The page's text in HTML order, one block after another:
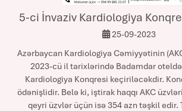
5-ci İnvaziv Kardiologiya
25-09-2023
Azərbaycan Kardiologiya Cəmiyyətinin
2023-cü il tarixlərində Badamdar
Kardiologiya Konqresi keçiriləcəkdir.
ödənişlidir. Belə ki, iştirak haqqı AKC
qeyri üzvlər üçün isə 354 azn təşkil edir.